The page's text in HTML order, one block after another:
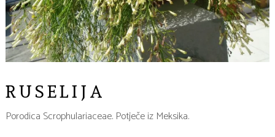
RUSELIJA
Porodica Scrophulariaceae. Potječe iz Meksika.